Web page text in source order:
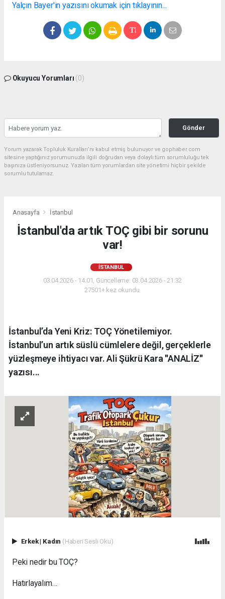
Yalçın Bayer'in yazısını okumak için tıklayının...
Okuyucu Yorumları (0)
Gönder
Yorum yazarak Topluluk Kuralları’nı kabul etmiş bulunuyor ve gophaber.com
sitesine yaptığınız yorumunuzla ilgili doğrudan veya dolaylı tüm sorumluluğu tek
başınıza üstleniyorsunuz. Yazılan tüm yorumlardan site yönetimi hiçbir şekilde
sorumlu tutulamaz.
Anasayfa İstanbul
İstanbul'da artık TOÇ gibi bir sorunu
var!
İSTANBUL
03.04.2026 - 14:01, Güncelleme: 03.04.2026 - 21:32
27501+ kez okundu.
İstanbul’da Yeni Kriz: TOÇ Yönetilemiyor.
İstanbul’un artık süslü cümlelere değil, gerçeklerle
yüzleşmeye ihtiyacı var. Ali Şükrü Kara ''ANALİZ''
yazısı...
Erkek| Kadın (Haberi Sesli Oku)
Peki nedir bu TOÇ?
Hatırlayalım…